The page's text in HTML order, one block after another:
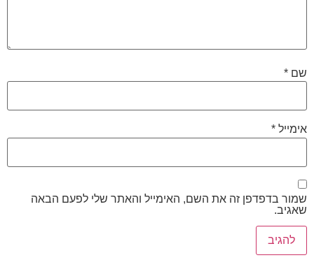
שם *
אימייל *
שמור בדפדפן זה את השם, האימייל והאתר שלי לפעם הבאה
שאגיב.